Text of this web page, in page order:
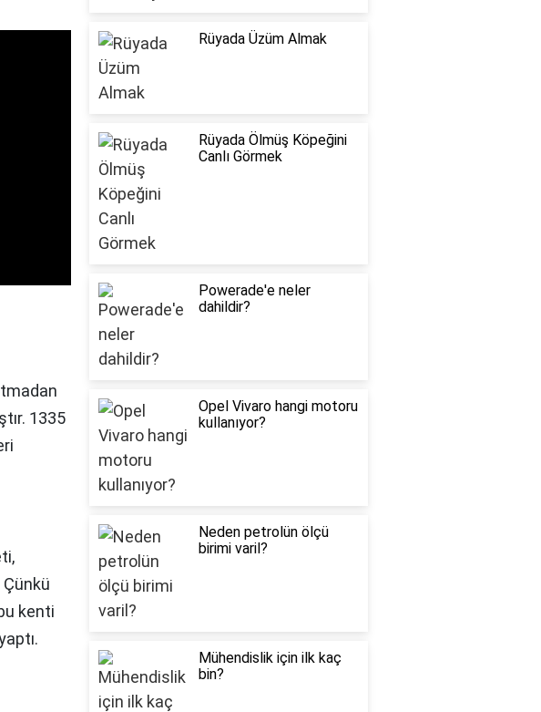
1335
kenti
Rüyada Üzüm Almak
Rüyada Ölmüş Köpeğini
Canlı Görmek
Powerade'e neler
dahildir?
Opel Vivaro hangi motoru
kullanıyor?
Neden petrolün ölçü
birimi varil?
Mühendislik için ilk kaç
bin?